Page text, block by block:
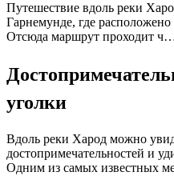
Путешествие вдоль реки
Гарнемунде, где
Отсюда маршрут проходит
уголки
Вдоль реки Харод можно
достопримечательностей и
Одним из самых известных